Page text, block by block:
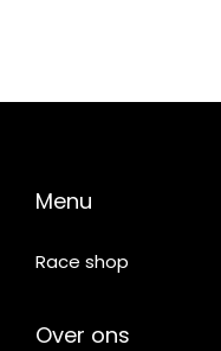
Menu
Race shop
Over ons